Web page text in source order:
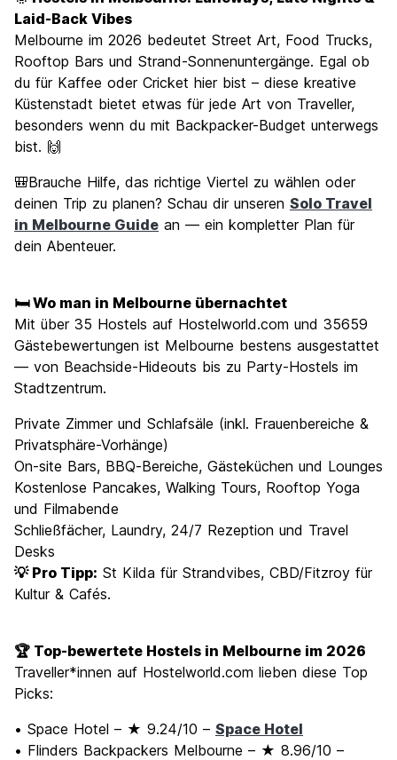
Kultur
Nachtleben / Party
8.4
Preis-Leistungsverhältnis
7.5
Laid-Back Vibes
Melbourne im 2026 bedeutet Street Art, Food Trucks,
Rooftop Bars und Strand-Sonnenuntergänge. Egal ob
du für Kaffee oder Cricket hier bist – diese kreative
Küstenstadt bietet etwas für jede Art von Traveller,
besonders wenn du mit Backpacker-Budget unterwegs
bist. 🙌
🎒Brauche Hilfe, das richtige Viertel zu wählen oder
deinen Trip zu planen? Schau dir unseren Solo Travel
in Melbourne Guide an — ein kompletter Plan für
dein Abenteuer.
🛏️ Wo man in Melbourne übernachtet
Mit über 35 Hostels auf Hostelworld.com und 35659
Gästebewertungen ist Melbourne bestens ausgestattet
— von Beachside-Hideouts bis zu Party-Hostels im
Stadtzentrum.
Private Zimmer und Schlafsäle (inkl. Frauenbereiche &
Privatsphäre-Vorhänge)
On-site Bars, BBQ-Bereiche, Gästeküchen und Lounges
Kostenlose Pancakes, Walking Tours, Rooftop Yoga
und Filmabende
Schließfächer, Laundry, 24/7 Rezeption und Travel
Desks
💡 Pro Tipp: St Kilda für Strandvibes, CBD/Fitzroy für
Kultur & Cafés.
🏆 Top-bewertete Hostels in Melbourne im 2026
Traveller*innen auf Hostelworld.com lieben diese Top
Picks:
• Space Hotel – ★ 9.24/10 – Space Hotel
• Flinders Backpackers Melbourne – ★ 8.96/10 –